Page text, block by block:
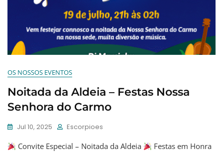
OS NOSSOS EVENTOS
Noitada da Aldeia – Festas Nossa
Senhora do Carmo
Jul 10, 2025 Escorpioes
Convite Especial – Noitada da Aldeia
Festas em Honra